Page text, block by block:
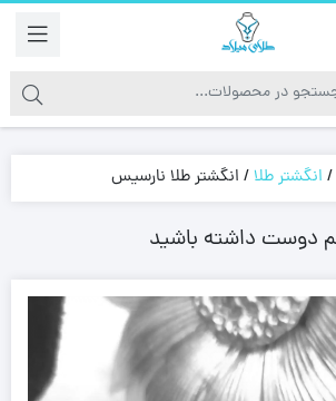
/ انگشتر طلا/ انگشتر طلا نارسیس
هم دوست داشته باشید